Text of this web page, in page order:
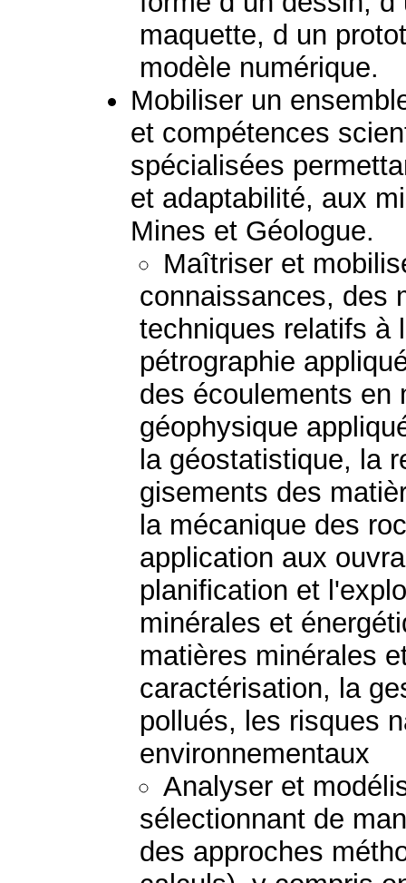
maquette, d un
modèle numérique.
Mobiliser un
et compétences
spécialisées
et adaptabilité, aux
Mines et Géologue.
Maîtriser et
connaissances, des
techniques relatifs à
pétrographie
des écoulements en
géophysique
la géostatistique, la
gisements des
la mécanique des
application aux
planification et
minérales et
matières minérales
caractérisation, la
pollués, les risques
environnementaux
Analyser et
sélectionnant de
des approches